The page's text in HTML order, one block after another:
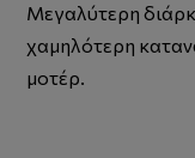
Μεγαλύτερη
χαμηλότερη
μοτέρ.